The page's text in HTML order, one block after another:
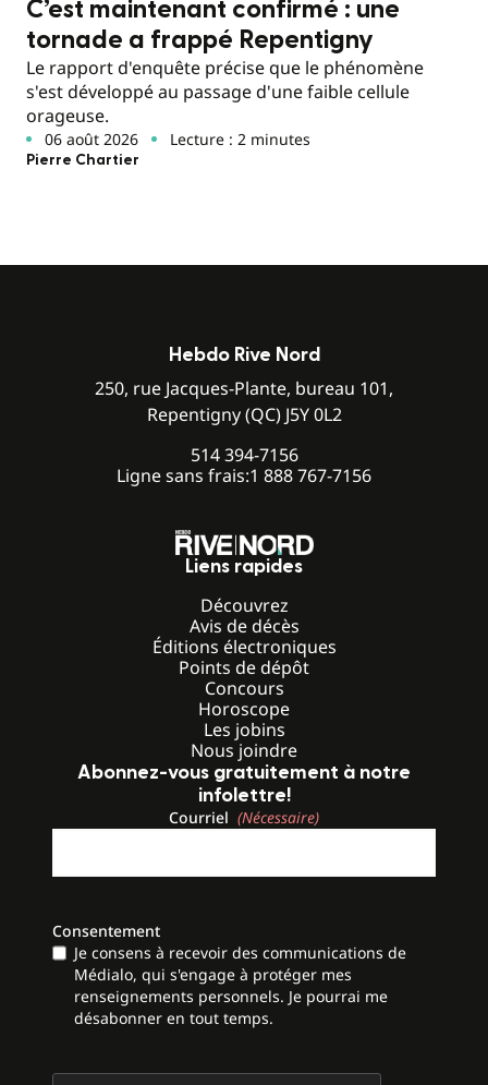
C’est maintenant confirmé : une
tornade a frappé Repentigny
Le rapport d'enquête précise que le phénomène
s'est développé au passage d'une faible cellule
orageuse.
06 août 2026 Lecture : 2 minutes
Pierre Chartier
Hebdo Rive Nord
250, rue Jacques-Plante, bureau 101,
Repentigny (QC) J5Y 0L2
514 394-7156
Ligne sans frais:1 888 767-7156
Liens rapides
Découvrez
Avis de décès
Éditions électroniques
Points de dépôt
Concours
Horoscope
Les jobins
Nous joindre
Abonnez-vous gratuitement à notre
infolettre!
Courriel (Nécessaire)
Consentement
Je consens à recevoir des communications de
Médialo, qui s'engage à protéger mes
renseignements personnels. Je pourrai me
désabonner en tout temps.